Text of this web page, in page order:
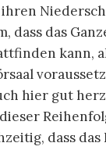
dass das
kann,
hier gut
dass